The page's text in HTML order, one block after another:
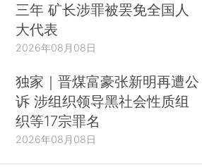
三年 矿长涉罪被罢免全国人
大代表
2026年08月08日
独家｜晋煤富豪张新明再遭公
诉 涉组织领导黑社会性质组
织等17宗罪名
2026年08月08日